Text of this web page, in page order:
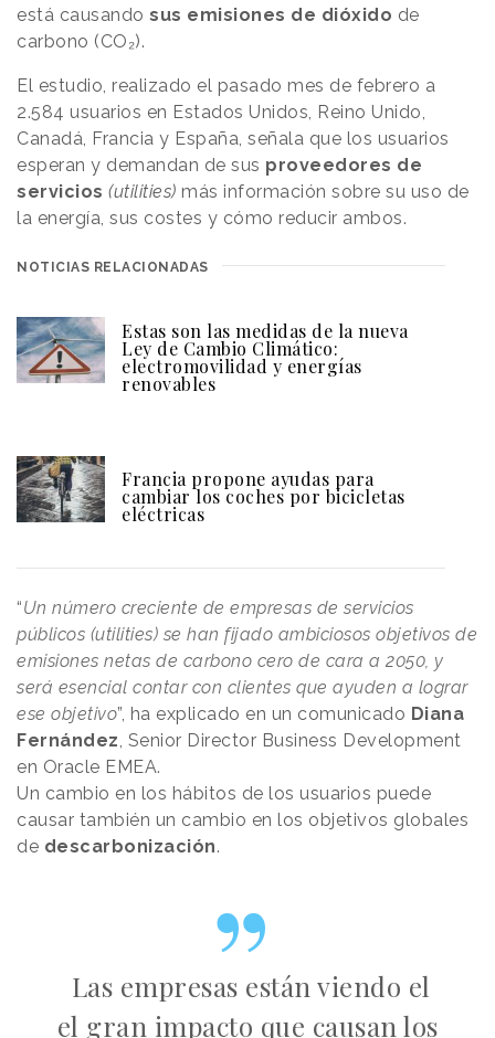
está causando sus emisiones de dióxido de
carbono (CO₂).
El estudio, realizado el pasado mes de febrero a
2.584 usuarios en Estados Unidos, Reino Unido,
Canadá, Francia y España, señala que los usuarios
esperan y demandan de sus proveedores de
servicios (utilities) más información sobre su uso de
la energía, sus costes y cómo reducir ambos.
NOTICIAS RELACIONADAS
Estas son las medidas de la nueva
Ley de Cambio Climático:
electromovilidad y energías
renovables
Francia propone ayudas para
cambiar los coches por bicicletas
eléctricas
“Un número creciente de empresas de servicios
públicos (utilities) se han fijado ambiciosos objetivos de
emisiones netas de carbono cero de cara a 2050, y
será esencial contar con clientes que ayuden a lograr
ese objetivo”, ha explicado en un comunicado Diana
Fernández , Senior Director Business Development
en Oracle EMEA.
Un cambio en los hábitos de los usuarios puede
causar también un cambio en los objetivos globales
de descarbonización.
Las empresas están viendo el
el gran impacto que causan los